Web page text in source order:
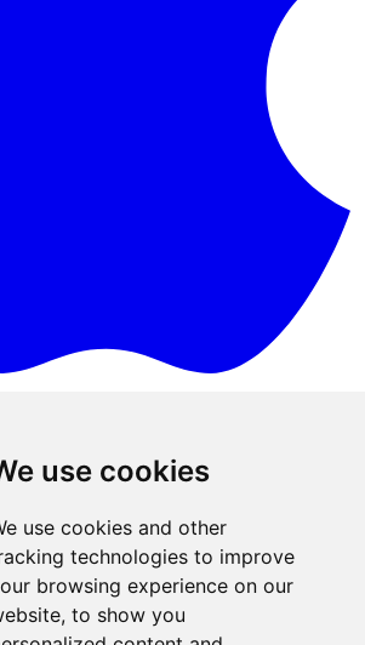
use cookies
use cookies and other
technologies to improve
browsing experience on our
to show you